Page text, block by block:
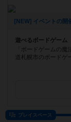
[NEW] イベントの開
遊べるボードゲーム
「ボードゲームの
道札幌市のボードゲ
プレイスペース